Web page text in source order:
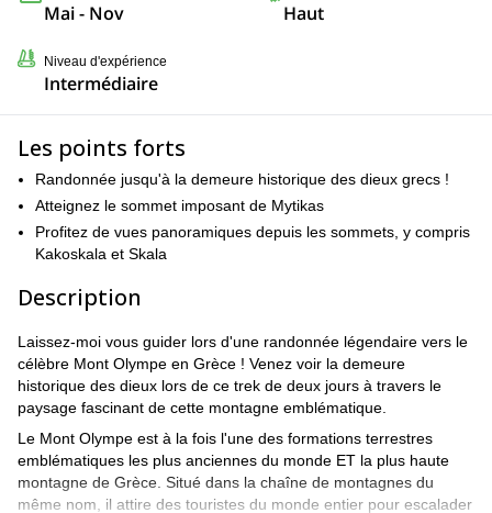
Mai - Nov Haut
Niveau d'expérience
Intermédiaire
Les points forts
Randonnée jusqu'à la demeure historique des dieux grecs !
Atteignez le sommet imposant de Mytikas
Profitez de vues panoramiques depuis les sommets, y compris
Kakoskala et Skala
Description
Laissez-moi vous guider lors d'une randonnée légendaire vers le
célèbre Mont Olympe en Grèce ! Venez voir la demeure
historique des dieux lors de ce trek de deux jours à travers le
paysage fascinant de cette montagne emblématique.
Le Mont Olympe est à la fois l'une des formations terrestres
emblématiques les plus anciennes du monde ET la plus haute
montagne de Grèce. Situé dans la chaîne de montagnes du
même nom, il attire des touristes du monde entier pour escalader